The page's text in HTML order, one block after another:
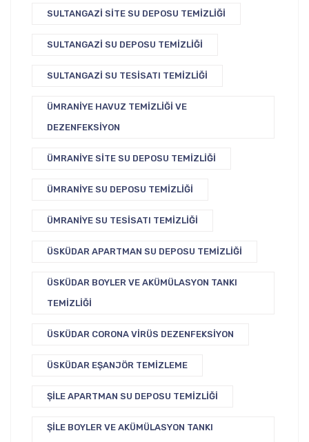
SULTANGAZI SITE SU DEPOSU TEMIZLIĞI
SULTANGAZI SU DEPOSU TEMIZLIĞI
SULTANGAZI SU TESISATI TEMIZLIĞI
ÜMRANIYE HAVUZ TEMIZLIĞI VE
DEZENFEKSIYON
ÜMRANIYE SITE SU DEPOSU TEMIZLIĞI
ÜMRANIYE SU DEPOSU TEMIZLIĞI
ÜMRANIYE SU TESISATI TEMIZLIĞI
ÜSKÜDAR APARTMAN SU DEPOSU TEMIZLIĞI
ÜSKÜDAR BOYLER VE AKÜMÜLASYON TANKI
TEMIZLIĞI
ÜSKÜDAR CORONA VIRÜS DEZENFEKSIYON
ÜSKÜDAR EŞANJÖR TEMIZLEME
ŞILE APARTMAN SU DEPOSU TEMIZLIĞI
ŞILE BOYLER VE AKÜMÜLASYON TANKI